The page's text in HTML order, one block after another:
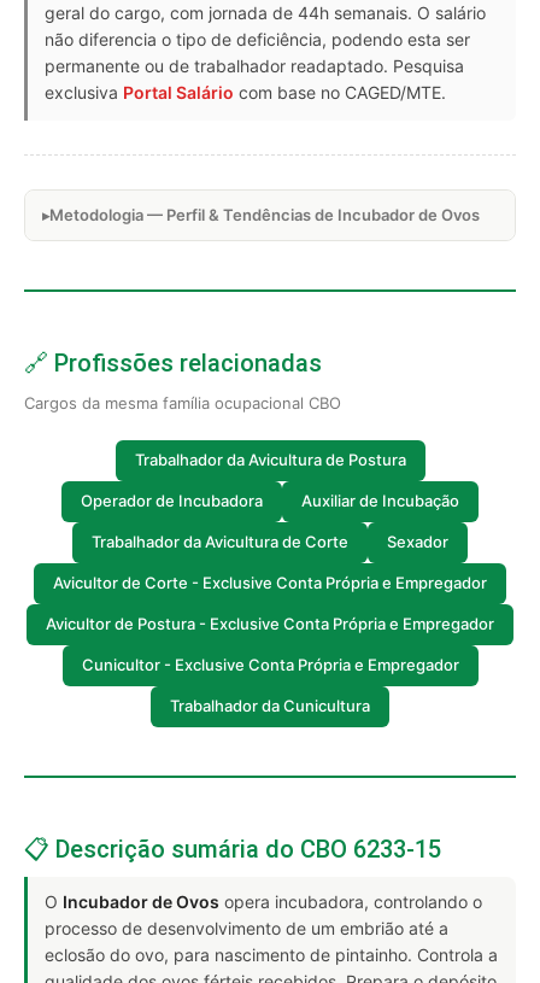
geral do cargo, com jornada de 44h semanais. O salário
não diferencia o tipo de deficiência, podendo esta ser
permanente ou de trabalhador readaptado. Pesquisa
exclusiva Portal Salário com base no CAGED/MTE.
Metodologia — Perfil & Tendências de Incubador de Ovos
🔗 Profissões relacionadas
Cargos da mesma família ocupacional CBO
Trabalhador da Avicultura de Postura
Operador de Incubadora Auxiliar de Incubação
Trabalhador da Avicultura de Corte Sexador
Avicultor de Corte - Exclusive Conta Própria e Empregador
Avicultor de Postura - Exclusive Conta Própria e Empregador
Cunicultor - Exclusive Conta Própria e Empregador
Trabalhador da Cunicultura
📋 Descrição sumária do CBO 6233-15
O Incubador de Ovos opera incubadora, controlando o
processo de desenvolvimento de um embrião até a
eclosão do ovo, para nascimento de pintainho. Controla a